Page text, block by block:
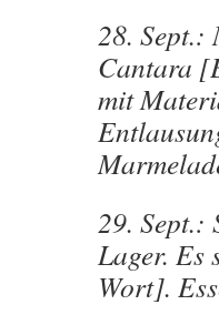
28. Sept.:
Cantara
mit
29. Sept.:
Lager. Es
Wort].